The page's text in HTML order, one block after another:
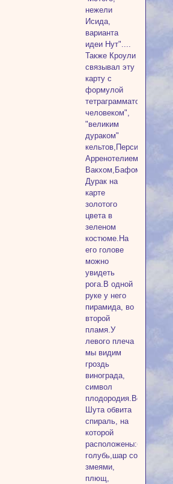
нежели
Исида,
варианта
идеи Нут"....
Также Кроули
связывал эту
карту с
формулой
человеком",
"великим
дураком"
Вакхом,Бафометом.
Дурак на
карте
золотого
цвета в
зеленом
костюме.На
его голове
можно
увидеть
рога.В одной
руке у него
пирамида, во
второй
пламя.У
левого плеча
мы видим
гроздь
винограда,
символ
плодородия.Вокруг
Шута обвита
спираль, на
которой
расположены:бабочка,
голубь,шар со
змеями,
плющ,